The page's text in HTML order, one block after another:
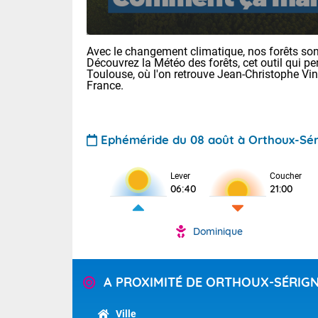
TENDANCE
Pour la
Les
Tendance
Avec le changement climatique, nos forêts
Découvrez la Météo des forêts, cet outil qui
Toulouse, où l'on retrouve Jean-Christophe
France.
Ephéméride du 08 août à Orthoux-
Lever
06:40
Coucher
21:00
Dominique
A PROXIMITÉ DE ORTHOUX-
Ville
Voici les
29/16 Paris :
Limoges :
Lille : 28/15
Savoie